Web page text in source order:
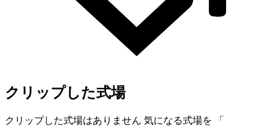
クリップした式場
クリップした式場はありません 気になる式場を 「